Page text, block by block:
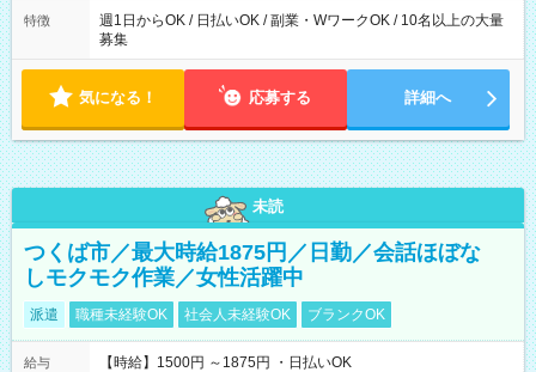
特徴
週1日からOK / 日払いOK / 副業・WワークOK / 10名以上の大量
募集
気になる！ 応募する 詳細へ
未読
つくば市／最大時給1875円／日勤／会話ほぼな
しモクモク作業／女性活躍中
派遣 職種未経験OK 社会人未経験OK ブランクOK
給与
【時給】1500円 ～1875円 ・日払いOK